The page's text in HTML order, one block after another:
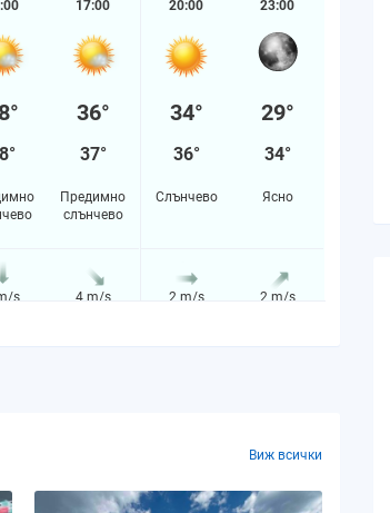
s
17:00
36°
37°
Предимно
слънчево
4 m/s
49.1331%
20:00
34°
36°
Слънчево
2 m/s
0%
23:00
29°
34°
Ясно
2 m/s
0%
Виж всички